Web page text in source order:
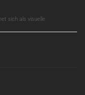
sich als visuelle